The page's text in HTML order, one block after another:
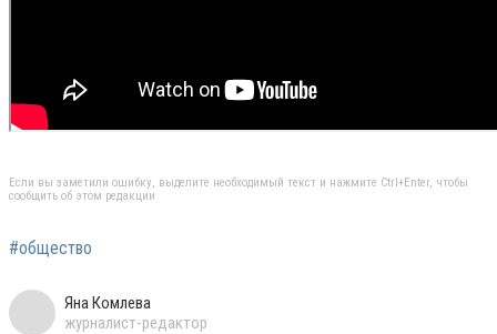
Если вы заметили ошибку, выделите необходимый текст и нажмите Ctrl+Enter, чтобы
сообщить об этом редакции
#общество
Яна Комлева
журналист-редактор